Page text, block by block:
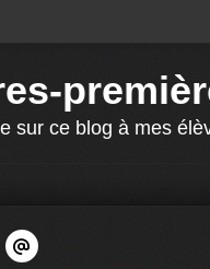
sur ce blog à mes